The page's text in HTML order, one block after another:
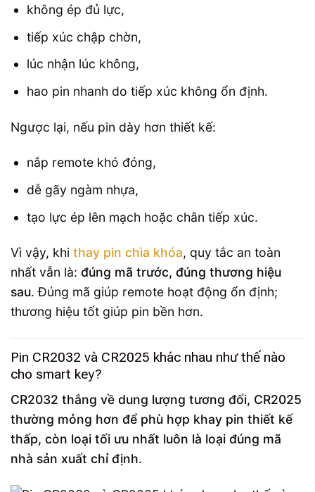
không ép đủ lực,
tiếp xúc chập chờn,
lúc nhận lúc không,
hao pin nhanh do tiếp xúc không ổn định.
Ngược lại, nếu pin dày hơn thiết kế:
nắp remote khó đóng,
dễ gãy ngàm nhựa,
tạo lực ép lên mạch hoặc chân tiếp xúc.
Vì vậy, khi thay pin chìa khóa, quy tắc an toàn
nhất vẫn là: đúng mã trước, đúng thương hiệu
sau. Đúng mã giúp remote hoạt động ổn định;
thương hiệu tốt giúp pin bền hơn.
Pin CR2032 và CR2025 khác nhau như thế nào
cho smart key?
CR2032 thắng về dung lượng tương đối, CR2025
thường mỏng hơn để phù hợp khay pin thiết kế
thấp, còn loại tối ưu nhất luôn là loại đúng mã
nhà sản xuất chỉ định.